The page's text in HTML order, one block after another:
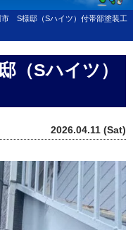
市 S様邸（Sハイツ）付帯部塗装工
（Sハイツ）
2026.04.11 (Sat)